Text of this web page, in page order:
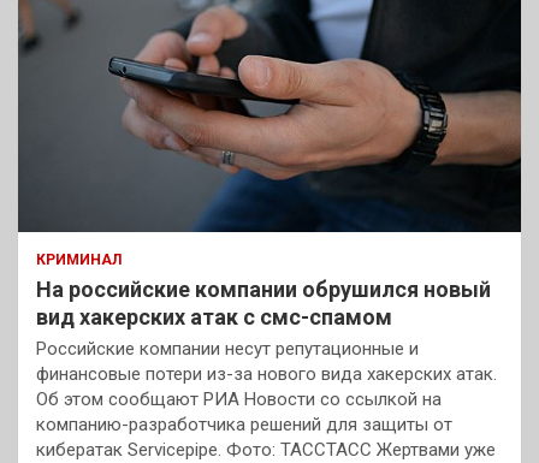
КРИМИНАЛ
На российские компании обрушился новый
вид хакерских атак с смс-спамом
Российские компании несут репутационные и
финансовые потери из-за нового вида хакерских атак.
Об этом сообщают РИА Новости со ссылкой на
компанию-разработчика решений для защиты от
кибератак Servicepipe. Фото: ТАССТАСС Жертвами уже